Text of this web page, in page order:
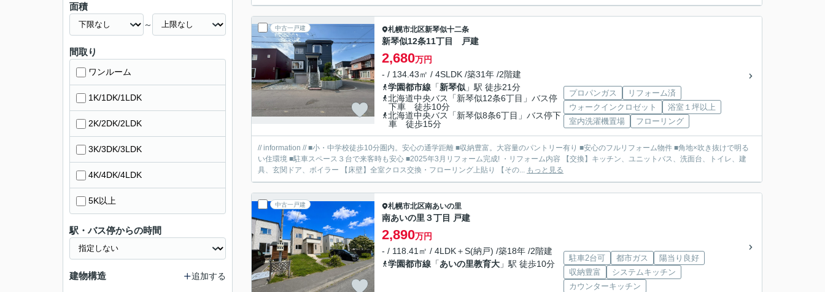
中古一戸建 札幌市北区新琴似十二条
新琴似12条11丁目 戸建
2,680万円
- / 134.43㎡ / 4SLDK /築31年 /2階建
学園都市線 「新琴似 」駅 徒歩21分
北海道中央バス「新琴似12条6丁目」バス停
下車 徒歩10分
北海道中央バス「新琴似8条6丁目」バス停下
車 徒歩15分
プロパンガス
リフォーム済
ウォークインクロゼット
浴室１坪以上
室内洗濯機置場
フローリング
// information // ■小・中学校徒歩10分圏内。安心の通学距離 ■収納豊富。大容量のパントリー有り ■安心のフルリフォーム物件 ■角地×吹き抜けで明る
い住環境 ■駐車スペース３台で来客時も安心 ■2025年3月リフォーム完成! ・リフォーム内容 【交換】キッチン、ユニットバス、洗面台、トイレ、建
具、玄関ドア、ボイラー 【床壁】全室クロス交換・フローリング上貼り 【その... もっと見る
中古一戸建 札幌市北区南あいの里
南あいの里３丁目 戸建
2,890万円
- / 118.41㎡ / 4LDK＋S(納戸) /築18年 /2階建
学園都市線 「あいの里教育大 」駅 徒歩10分
駐車2台可 都市ガス
陽当り良好
収納豊富
システムキッチン
カウンターキッチン
面積
～
間取り
ワンルーム
1K/1DK/1LDK
2K/2DK/2LDK
3K/3DK/3LDK
4K/4DK/4LDK
5K以上
駅・バス停からの時間
建物構造 追加する